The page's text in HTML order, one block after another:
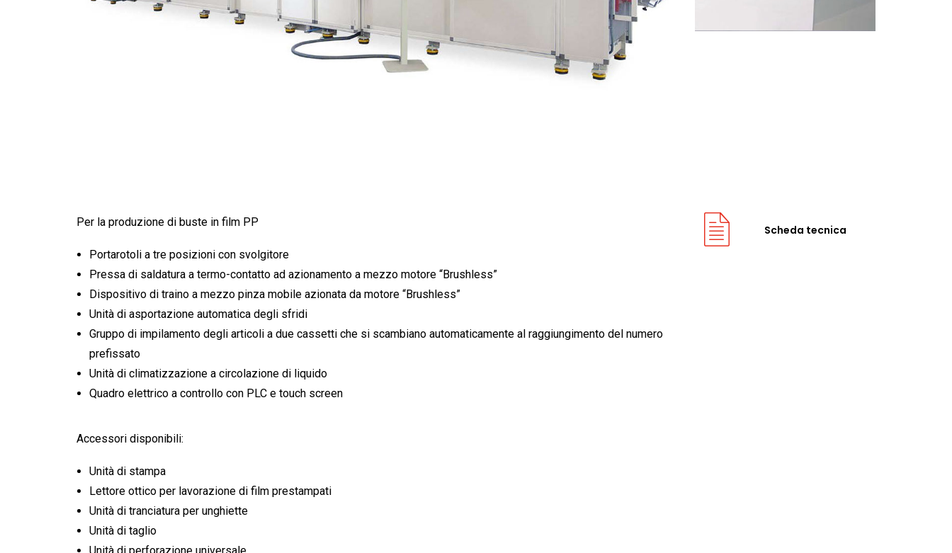
Per la produzione di buste in film PP
Portarotoli a tre posizioni con svolgitore
Pressa di saldatura a termo-contatto ad azionamento a mezzo motore “Brushless”
Dispositivo di traino a mezzo pinza mobile azionata da motore “Brushless”
Unità di asportazione automatica degli sfridi
Gruppo di impilamento degli articoli a due cassetti che si scambiano automaticamente al raggiungimento del numero
prefissato
Unità di climatizzazione a circolazione di liquido
Quadro elettrico a controllo con PLC e touch screen
Accessori disponibili:
Unità di stampa
Lettore ottico per lavorazione di film prestampati
Unità di tranciatura per unghiette
Unità di taglio
Scheda tecnica